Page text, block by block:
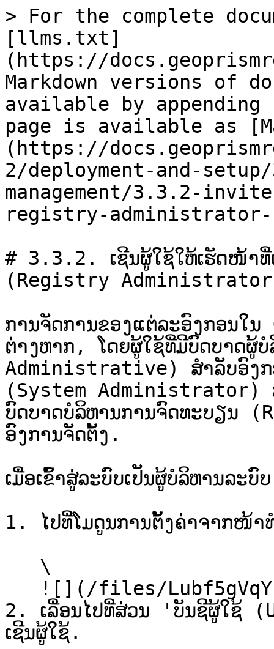
> For the complete
[llms.txt]
(https://
Markdown versions of
available by
page is available as
(https://
2/deployment-and-
management/3.3.2-
registry-
# 3.3.2. ເຊີນຜູ້ໃຊ້ໃຫ້ເຮັດໜ້າທີ່
(Registry
ການຈັດການຂອງແຕ່ລະອົງກອນ
ຕ່າງຫາກ, ໂດຍຜູ້ໃຊ້ທີ່ມີບົດບາດ
Administrative) ສໍາລັບອົງກ
(System Administrator) ສ
ບົດບາດບໍລິຫານການຈົດທະບຽ
ອົງການຈັດຕັ້ງ.
ເມື່ອເຂົ້າສູ່ລະບົບເປັນຜູ້ບໍລິຫານ
1. ໄປທີ່ໂມດູນການຕັ້ງຄ່າຈາກໜ້
2. ເລື່ອນໄປທີ່ສ່ວນ 'ບັນຊີຜູ້ໃຊ້
ເຊີນຜູ້ໃຊ້.